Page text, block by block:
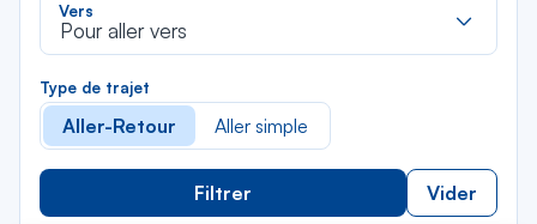
Vers
Pour aller vers
Type de trajet
Aller-Retour Aller simple
Filtrer Vider